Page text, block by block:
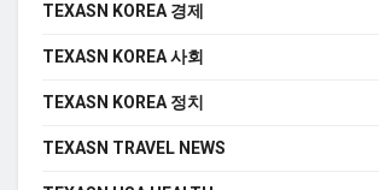
TEXASN KOREA 경제
TEXASN KOREA 사회
TEXASN KOREA 정치
TEXASN TRAVEL NEWS